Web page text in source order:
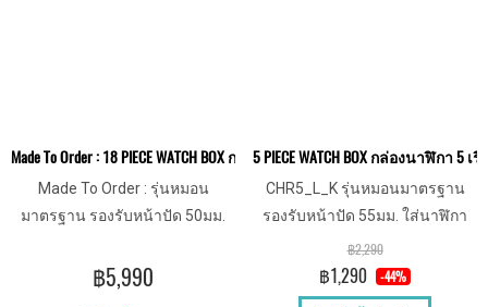
Made To Order : 18 PIECE WATCH BOX กล่องนาฬิกา / ถาดนาฬิกา 18
Made To Order : รุ่นหมอน
มาตรฐาน รองรับหน้าปัด 50มม.
หรือวางนาฬิกาโชว์หน้าร้านค้า
฿5,990
5 PIECE WATCH BOX กล่องนาฬิก
CHR5_L_K รุ่นหมอนมาตรฐาน
รองรับหน้าปัด 55มม. ใส่นาฬิกา
เรือนใหญ่ได้ หมอนนิ่ม สวยพรีเมี่
ยม พร้อมกุญแจล็อค
฿2,290
฿1,290 -44%